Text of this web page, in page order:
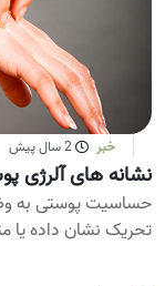
خبر 2 سال پیش
نشانه های آلرژی
حساسیت پوستی به
تحریک نشان داده